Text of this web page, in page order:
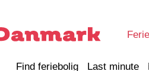
Find feriebolig Last minute